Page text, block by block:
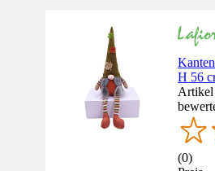
H 56
Artikel
(0)